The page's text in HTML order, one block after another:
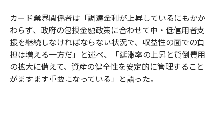
カード業界関係者は「調達金利が上昇しているにもかか
わらず、政府の包摂金融政策に合わせて中・低信用者支
援を継続しなければならない状況で、収益性の面での負
担は増える一方だ」と述べ、「延滞率の上昇と貸倒費用
の拡大に備えて、資産の健全性を安定的に管理すること
がますます重要になっている」と語った。